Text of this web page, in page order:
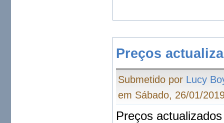
Preços
Submetido por Lucy
em Sábado, 26/01/
Preços